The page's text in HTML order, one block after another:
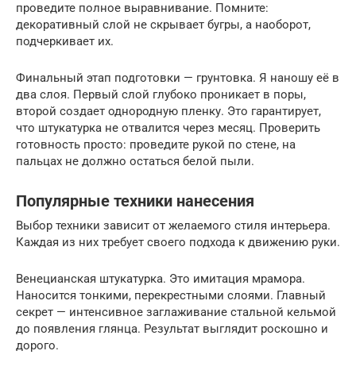
проведите полное выравнивание. Помните:
декоративный слой не скрывает бугры, а наоборот,
подчеркивает их.
Финальный этап подготовки — грунтовка. Я наношу её в
два слоя. Первый слой глубоко проникает в поры,
второй создает однородную пленку. Это гарантирует,
что штукатурка не отвалится через месяц. Проверить
готовность просто: проведите рукой по стене, на
пальцах не должно остаться белой пыли.
Популярные техники нанесения
Выбор техники зависит от желаемого стиля интерьера.
Каждая из них требует своего подхода к движению руки.
Венецианская штукатурка. Это имитация мрамора.
Наносится тонкими, перекрестными слоями. Главный
секрет — интенсивное заглаживание стальной кельмой
до появления глянца. Результат выглядит роскошно и
дорого.